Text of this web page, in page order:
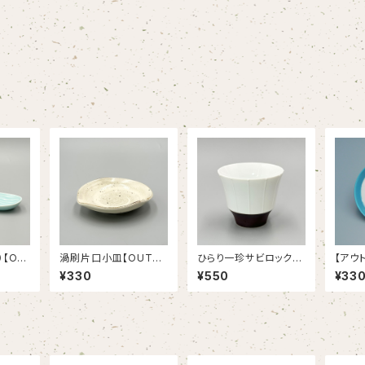
【OU
渦刷片口小皿【OUTLE
T】
¥330
ひらり一珍サビロックカ
ップ【OUTLET】
¥550
【アウ
シー
ｃｍ